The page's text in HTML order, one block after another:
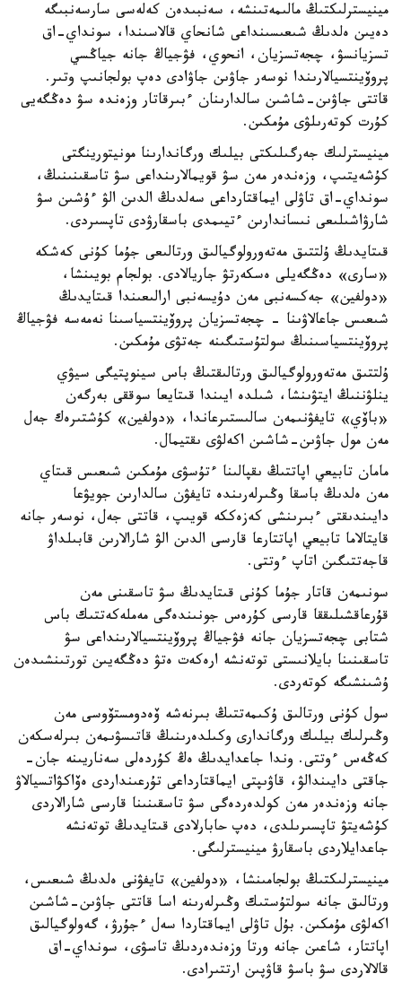
مينيسترلىكتىڭ مالىمەتىنشە، سەنبىدەن كەلەسى سارسەنبىگە
دەيىن ەلدىڭ شىعىسىنداعى شانحاي قالاسىندا، سونداي-اق
تسزيانسۋ، چجەتسزيان، انحوي، فۋجياڭ جانە جياڭسي
پروۆينتسيالارىندا نوسەر جاۋىن جاۋادى دەپ بولجانىپ وتىر.
قاتتى جاۋىن-شاشىن سالدارىنان ءبىرقاتار وزەندە سۋ دەڭگەيى
كۇرت كوتەرىلۋى مۇمكىن.
مينيسترلىك جەرگىلىكتى بيلىك ورگاندارىنا مونيتورينگتى
كۇشەيتىپ، وزەندەر مەن سۋ قويمالارىنداعى سۋ تاسقىنىنىڭ،
سونداي-اق تاۋلى ايماقتارداعى سەلدىڭ الدىن الۋ ءۇشىن سۋ
شارۋاشىلىعى نىساندارىن ءتيىمدى باسقارۋدى تاپسىردى.
قىتايدىڭ ۇلتتىق مەتەورولوگيالىق ورتالىعى جۇما كۇنى كەشكە
«سارى» دەڭگەيلى ەسكەرتۋ جاريالادى. بولجام بويىنشا،
«دولفين» جەكسەنبى مەن دۇيسەنبى ارالىعىندا قىتايدىڭ
شىعىس جاعالاۋىنا - چجەتسزيان پروۆينتسياسىنا نەمەسە فۋجياڭ
پروۆينتسياسىنىڭ سولتۇستىگىنە جەتۋى مۇمكىن.
ۇلتتىق مەتەورولوگيالىق ورتالىقتىڭ باس سينوپتيگى سيۋي
ينلۋننىڭ ايتۋىنشا، شىلدە ايىندا قىتايعا سوققى بەرگەن
«باۆي» تايفۋنىمەن سالىستىرعاندا، «دولفين» كۇشتىرەك جەل
مەن مول جاۋىن-شاشىن اكەلۋى ىقتيمال.
مامان تابيعي اپاتتىڭ ىقپالىنا ءتۇسۋى مۇمكىن شىعىس قىتاي
مەن ەلدىڭ باسقا وڭىرلەرىندە تايفۋن سالدارىن جويۋعا
دايىندىقتى ءبىرىنشى كەزەككە قويىپ، قاتتى جەل، نوسەر جانە
قايتالاما تابيعي اپاتتارعا قارسى الدىن الۋ شارالارىن قابىلداۋ
قاجەتتىگىن اتاپ ءوتتى.
سونىمەن قاتار جۇما كۇنى قىتايدىڭ سۋ تاسقىنى مەن
قۇرعاقشىلىققا قارسى كۇرەس جونىندەگى مەملەكەتتىك باس
شتابى چجەتسزيان جانە فۋجياڭ پروۆينتسيالارىنداعى سۋ
تاسقىنىنا بايلانىستى توتەنشە ارەكەت ەتۋ دەڭگەيىن تورتىنشىدەن
ۇشىنشىگە كوتەردى.
سول كۇنى ورتالىق ۇكىمەتتىڭ بىرنەشە ۆەدومستۆوسى مەن
وڭىرلىك بيلىك ورگاندارى وكىلدەرىنىڭ قاتىسۋىمەن بىرلەسكەن
كەڭەس ءوتتى. وندا جاعدايدىڭ ەڭ كۇردەلى سەناريىنە جان-
جاقتى دايىندالۋ، قاۋىپتى ايماقتارداعى تۇرعىنداردى ەۆاكۋاتسيالاۋ
جانە وزەندەر مەن كولدەردەگى سۋ تاسقىنىنا قارسى شارالاردى
كۇشەيتۋ تاپسىرىلدى، دەپ حابارلادى قىتايدىڭ توتەنشە
جاعدايلاردى باسقارۋ مينيسترلىگى.
مينيسترلىكتىڭ بولجامىنشا، «دولفين» تايفۋنى ەلدىڭ شىعىس،
ورتالىق جانە سولتۇستىك وڭىرلەرىنە اسا قاتتى جاۋىن-شاشىن
اكەلۋى مۇمكىن. بۇل تاۋلى ايماقتاردا سەل ءجۇرۋ، گەولوگيالىق
اپاتتار، شاعىن جانە ورتا وزەندەردىڭ تاسۋى، سونداي-اق
قالالاردى سۋ باسۋ قاۋپىن ارتتىرادى.